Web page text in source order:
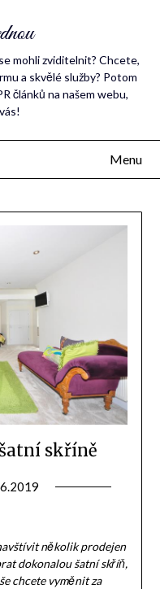
mohli zviditelnit? Chcete,
a skvělé služby? Potom
článků na našem webu,
Menu
skříně
několik prodejen
dokonalou šatní skříň,
chcete vyměnit za